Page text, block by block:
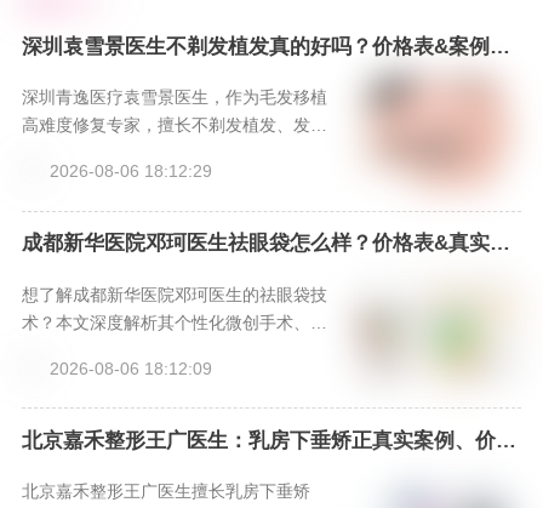
深圳袁雪景医生不剃发植发真的好吗？价格表&案例分
享，新颜智尚小程序一键预约！-新颜智尚小程序一键
预约！
深圳青逸医疗袁雪景医生，作为毛发移植
高难度修复专家，擅长不剃发植发、发际
计，为求美者提供无需尴尬期的自然植发
解决方案。
2026-08-06 18:12:29
成都新华医院邓珂医生祛眼袋怎么样？价格表&真实案
想了解成都新华医院邓珂医生的祛眼袋技
术？本文深度解析其个性化微创手术、脂
考与真实口碑，并分享通过新颜智尚小程
序（热线4006661012或微信xinyanzs66
6）的高效预约方式，助你安心开启眼部年
2026-08-06 18:12:09
北京嘉禾整形王广医生：乳房下垂矫正真实案例、价格
速！-新颜智尚小程序一键预约！
北京嘉禾整形王广医生擅长乳房下垂矫